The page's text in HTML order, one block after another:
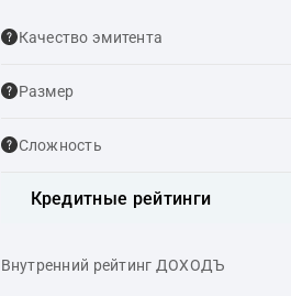
Качество эмитента
Размер
Сложность
Кредитные рейтинги
Внутренний рейтинг ДОХОДЪ